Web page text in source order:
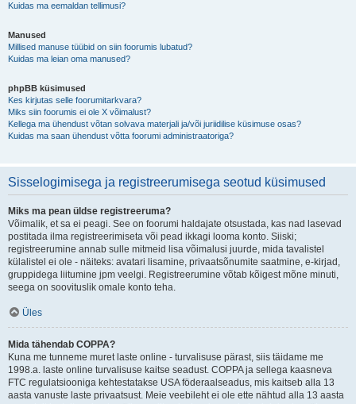
Kuidas ma eemaldan tellimusi?
Manused
Millised manuse tüübid on siin foorumis lubatud?
Kuidas ma leian oma manused?
phpBB küsimused
Kes kirjutas selle foorumitarkvara?
Miks siin foorumis ei ole X võimalust?
Kellega ma ühendust võtan solvava materjali ja/või juriidilise küsimuse osas?
Kuidas ma saan ühendust võtta foorumi administraatoriga?
Sisselogimisega ja registreerumisega seotud küsimused
Miks ma pean üldse registreeruma?
Võimalik, et sa ei peagi. See on foorumi haldajate otsustada, kas nad lasevad
postitada ilma registreerimiseta või pead ikkagi looma konto. Siiski;
registreerumine annab sulle mitmeid lisa võimalusi juurde, mida tavalistel
külalistel ei ole - näiteks: avatari lisamine, privaatsõnumite saatmine, e-kirjad,
gruppidega liitumine jpm veelgi. Registreerumine võtab kõigest mõne minuti,
seega on soovituslik omale konto teha.
Üles
Mida tähendab COPPA?
Kuna me tunneme muret laste online - turvalisuse pärast, siis täidame me
1998.a. laste online turvalisuse kaitse seadust. COPPA ja sellega kaasneva
FTC regulatsiooniga kehtestatakse USA föderaalseadus, mis kaitseb alla 13
aasta vanuste laste privaatsust. Meie veebileht ei ole ette nähtud alla 13 aasta